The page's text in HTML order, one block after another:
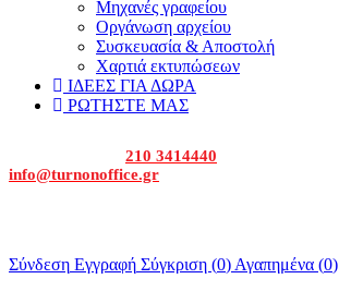
Μηχανές γραφείου
Οργάνωση αρχείου
Συσκευασία & Αποστολή
Χαρτιά εκτυπώσεων
ΙΔΕΕΣ ΓΙΑ ΔΩΡΑ
ΡΩΤΗΣΤΕ ΜΑΣ
210 3414440
info@turnonoffice.gr
Σύνδεση Εγγραφή Σύγκριση (0)Αγαπημένα (0)